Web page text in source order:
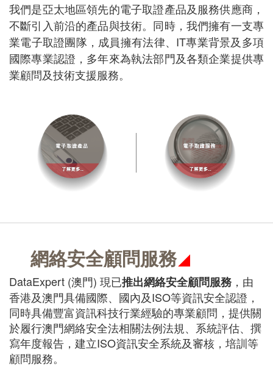
我們是亞太地區領先的電子取證產品及服務供應商，
不斷引入前沿的產品與技術。同時，我們擁有一支專
業電子取證團隊，成員擁有法律、IT專業背景及多項
國際專業認證，多年來為執法部門及各類企業提供專
業顧問及技術支援服務。
網絡安全顧問服務
DataExpert (澳門) 現已推出網絡安全顧問服務 ，由
香港及澳門具備國際、國內及ISO等資訊安全認證，
同時具備豐富資訊科技行業經驗的專業顧問，提供關
於履行澳門網絡安全法相關法例法規、系統評估、撰
寫年度報告，建立ISO資訊安全系統及審核，培訓等
顧問服務。